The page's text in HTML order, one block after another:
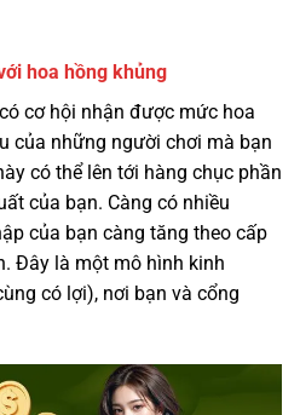
hoa hồng khủng
cơ hội nhận được mức hoa
của những người chơi mà bạn
có thể lên tới hàng chục phần
của bạn. Càng có nhiều
của bạn càng tăng theo cấp
Đây là một mô hình kinh
có lợi), nơi bạn và cổng